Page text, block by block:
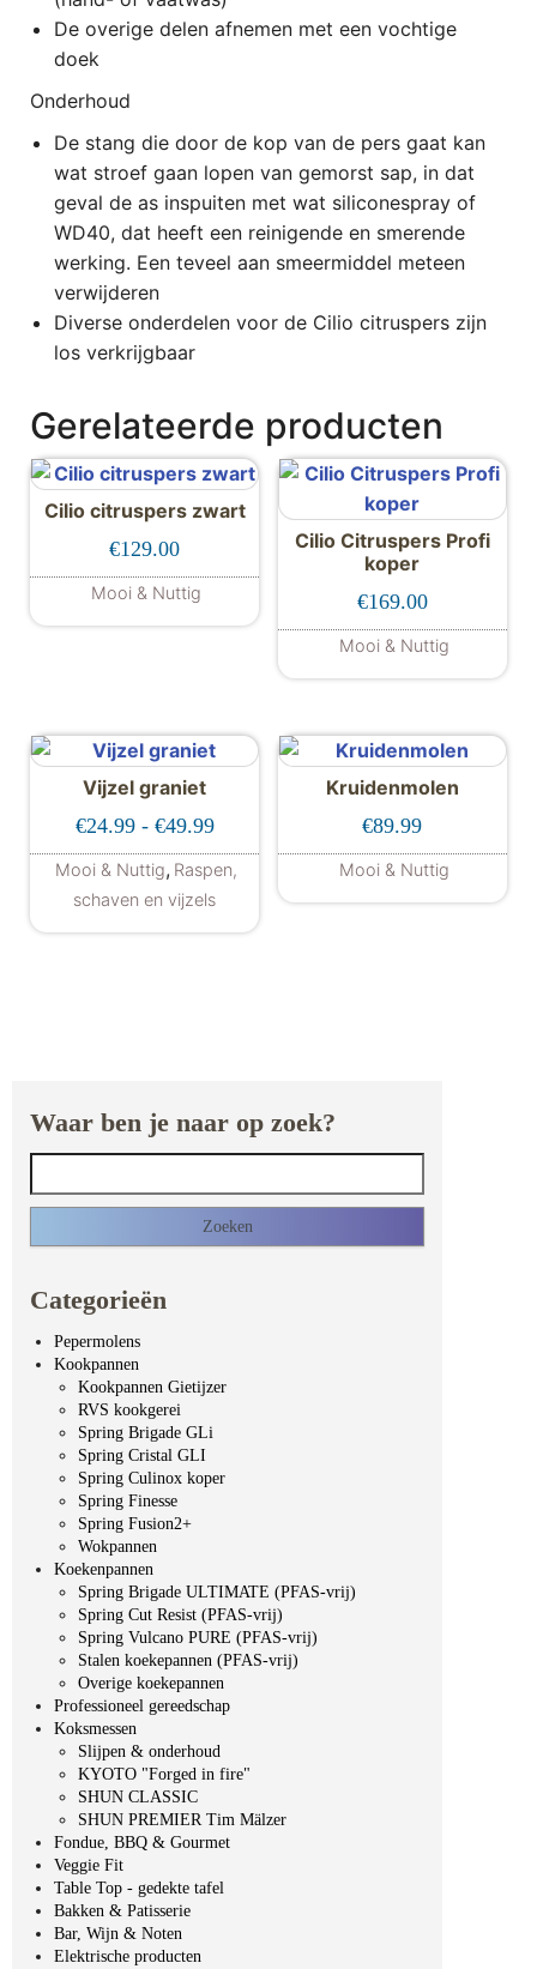
De overige delen afnemen met een vochtige
doek
Onderhoud
De stang die door de kop van de pers gaat kan
wat stroef gaan lopen van gemorst sap, in dat
geval de as inspuiten met wat siliconespray of
WD40, dat heeft een reinigende en smerende
werking. Een teveel aan smeermiddel meteen
verwijderen
Diverse onderdelen voor de Cilio citruspers zijn
los verkrijgbaar
Gerelateerde producten
Cilio citruspers zwart
€129.00
Mooi & Nuttig
Cilio Citruspers Profi
koper
€169.00
Mooi & Nuttig
Vijzel graniet
€24.99 - €49.99Prijsklasse: €24.99 tot €49.99
Mooi & Nuttig, Raspen,
schaven en vijzels
Dit product heeft meerdere variaties.
Kruidenmolen
€89.99
Mooi & Nuttig
Waar ben je naar op zoek?
Categorieën
Pepermolens
Kookpannen
Kookpannen Gietijzer
RVS kookgerei
Spring Brigade GLi
Spring Cristal GLI
Spring Culinox koper
Spring Finesse
Spring Fusion2+
Wokpannen
Koekenpannen
Spring Brigade ULTIMATE (PFAS-vrij)
Spring Cut Resist (PFAS-vrij)
Spring Vulcano PURE (PFAS-vrij)
Stalen koekepannen (PFAS-vrij)
Overige koekepannen
Professioneel gereedschap
Koksmessen
Slijpen & onderhoud
KYOTO "Forged in fire"
SHUN CLASSIC
SHUN PREMIER Tim Mälzer
Fondue, BBQ & Gourmet
Veggie Fit
Table Top - gedekte tafel
Bakken & Patisserie
Bar, Wijn & Noten
Elektrische producten